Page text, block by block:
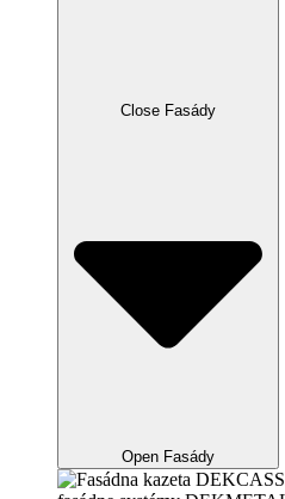
Close Fasády
Open Fasády